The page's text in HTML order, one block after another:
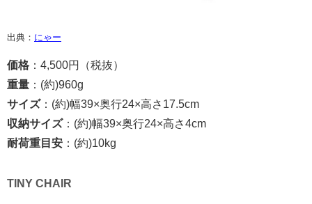
出典： にゃー
価格 ：4,500円（税抜）
重量 ：(約)960g
サイズ：(約)幅39×奥行24×高さ17.5cm
収納サイズ：(約)幅39×奥行24×高さ4cm
耐荷重目安 ：(約)10kg
TINY CHAIR